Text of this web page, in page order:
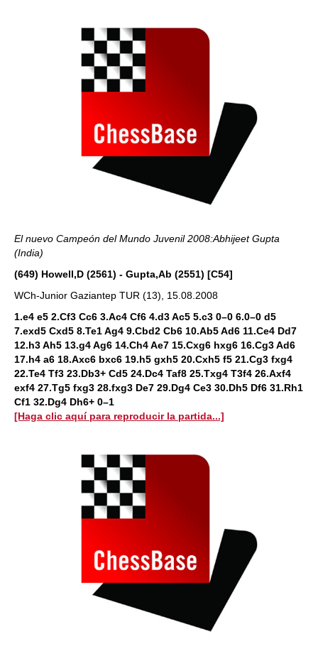
El nuevo Campeón del Mundo Juvenil 2008:Abhijeet Gupta
(India)
(649) Howell,D (2561) - Gupta,Ab (2551) [C54]
WCh-Junior Gaziantep TUR (13), 15.08.2008
1.e4 e5 2.Cf3 Cc6 3.Ac4 Cf6 4.d3 Ac5 5.c3 0–0 6.0–0 d5
7.exd5 Cxd5 8.Te1 Ag4 9.Cbd2 Cb6 10.Ab5 Ad6 11.Ce4 Dd7
12.h3 Ah5 13.g4 Ag6 14.Ch4 Ae7 15.Cxg6 hxg6 16.Cg3 Ad6
17.h4 a6 18.Axc6 bxc6 19.h5 gxh5 20.Cxh5 f5 21.Cg3 fxg4
22.Te4 Tf3 23.Db3+ Cd5 24.Dc4 Taf8 25.Txg4 T3f4 26.Axf4
exf4 27.Tg5 fxg3 28.fxg3 De7 29.Dg4 Ce3 30.Dh5 Df6 31.Rh1
Cf1 32.Dg4 Dh6+ 0–1
[Haga clic aquí para reproducir la partida...]